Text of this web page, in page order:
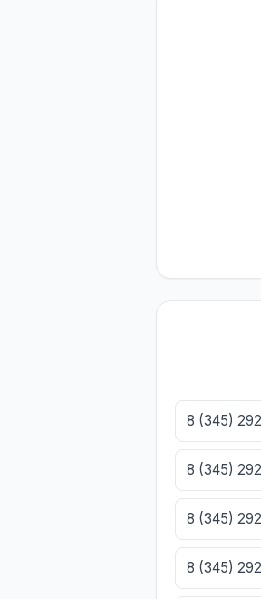
8 (345)
8 (345)
8 (345)
8 (345)